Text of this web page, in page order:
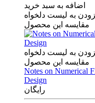
اضافه به سبد خرید
به لیست دلخواه
مقایسه این محصول
به لیست دلخواه
مقایسه این محصول
Notes on Numerical
Design
رایگان